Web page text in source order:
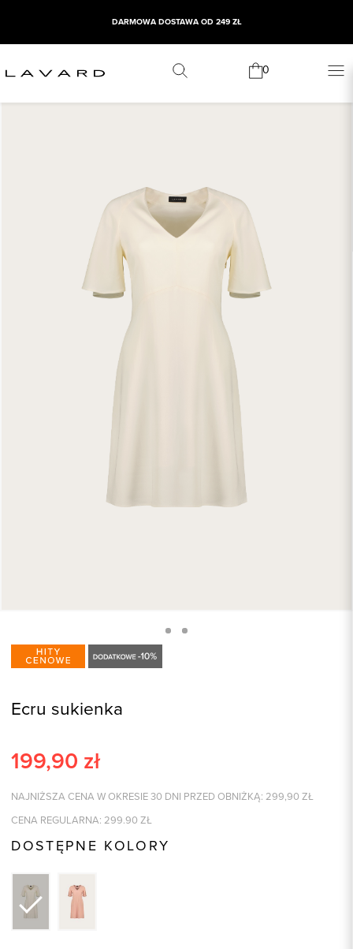
DARMOWA DOSTAWA OD 249 ZŁ
0
Ecru sukienka
199,90 zł
NAJNIŻSZA CENA W OKRESIE 30 DNI PRZED OBNIŻKĄ: 299,90 ZŁ
CENA REGULARNA: 299.90 ZŁ
DOSTĘPNE KOLORY